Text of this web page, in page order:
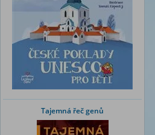
Tajemná řeč genů